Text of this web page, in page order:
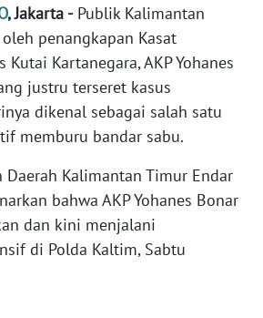
, Jakarta -Publik Kalimantan
penangkapan Kasat
Kutai Kartanegara, AKP Yohanes
justru terseret kasus
dikenal sebagai salah satu
memburu bandar sabu.
Daerah Kalimantan Timur Endar
bahwa AKP Yohanes Bonar
dan kini menjalani
di Polda Kaltim, Sabtu